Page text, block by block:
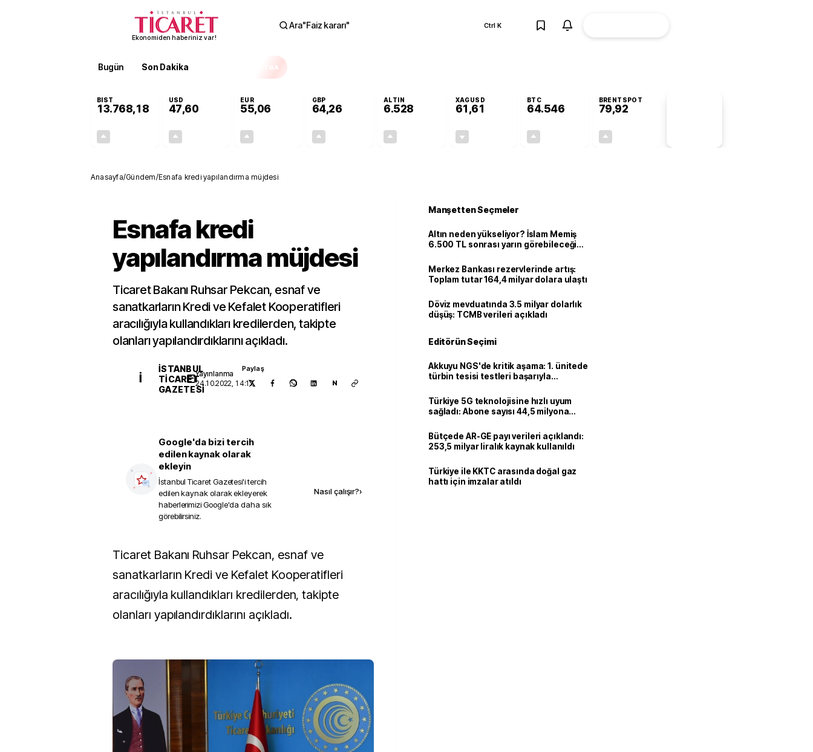
Ekonomiden haberiniz var!
Ara"Faiz kararı" Ctrl K
Bugün Son Dakika EKSTRA
BIST
13.768,18
USD
47,60
EUR
55,06
GBP
64,26
ALTIN
6.528
XAGUSD
61,61
BTC
64.546
BRENTSPOT
79,92
Anasayfa/Gündem/Esnafa kredi yapılandırma müjdesi
Esnafa kredi
yapılandırma müjdesi
Ticaret Bakanı Ruhsar Pekcan, esnaf ve
sanatkarların Kredi ve Kefalet Kooperatifleri
aracılığıyla kullandıkları kredilerden, takipte
olanları yapılandırdıklarını açıkladı.
İ
İSTANBUL
TICARET
GAZETESI
Yayınlanma
24.10.2022, 14:17
Paylaş
N
Google'da bizi tercih
edilen kaynak olarak
ekleyin
İstanbul Ticaret Gazetesi'i tercih
edilen kaynak olarak ekleyerek
haberlerimizi Google'da daha sık
görebilirsiniz.
Nasıl çalışır?›
Ticaret Bakanı Ruhsar Pekcan, esnaf ve
sanatkarların Kredi ve Kefalet Kooperatifleri
aracılığıyla kullandıkları kredilerden, takipte
olanları yapılandırdıklarını açıkladı.
Manşetten Seçmeler
Altın neden yükseliyor? İslam Memiş
6.500 TL sonrası yarın görebileceği
Merkez Bankası rezervlerinde artış:
Toplam tutar 164,4 milyar dolara ulaştı
Döviz mevduatında 3.5 milyar dolarlık
düşüş: TCMB verileri açıkladı
Editörün Seçimi
Akkuyu NGS'de kritik aşama: 1. ünitede
türbin tesisi testleri başarıyla
Türkiye 5G teknolojisine hızlı uyum
sağladı: Abone sayısı 44,5 milyona
Bütçede AR-GE payı verileri açıklandı:
253,5 milyar liralık kaynak kullanıldı
Türkiye ile KKTC arasında doğal gaz
hattı için imzalar atıldı